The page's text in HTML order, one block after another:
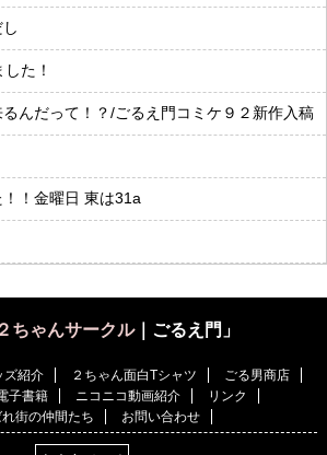
た！
んだって！？/ごるえ門コミケ９２新作入稿
！金曜日 東は31a
ちゃんサークル｜ごるえ門」
ズ紹介 ２ちゃん面白Tシャツ
ごる男商店
子書籍 ニコニコ動画紹介
リンク
街の仲間たち
お問い合わせ